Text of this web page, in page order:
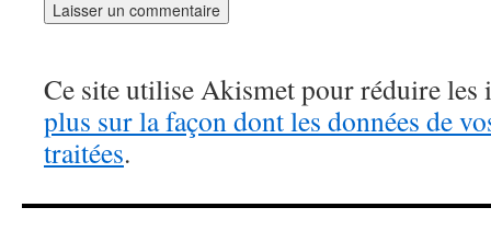
Ce site utilise Akismet pour réduire les
plus sur la façon dont les données de
traitées.